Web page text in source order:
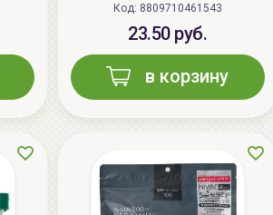
Код: 8809710461543
23.50 руб.
в корзину